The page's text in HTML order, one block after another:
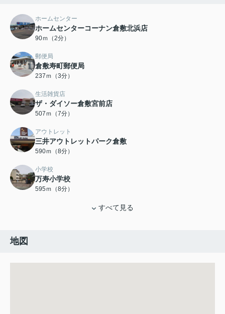
ホームセンター
ホームセンターコーナン倉敷北浜店
90ｍ（2分）
郵便局
倉敷寿町郵便局
237ｍ（3分）
生活雑貨店
ザ・ダイソー倉敷宮前店
507ｍ（7分）
アウトレット
三井アウトレットパーク倉敷
590ｍ（8分）
小学校
万寿小学校
595ｍ（8分）
すべて見る
地図